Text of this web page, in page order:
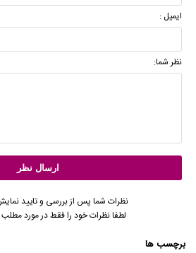
ایمیل :
نظر شما:
نظرات شما پس از بررسی و تایید
لطفا نظرات خود را فقط در مورد مطلب
برچسب ها